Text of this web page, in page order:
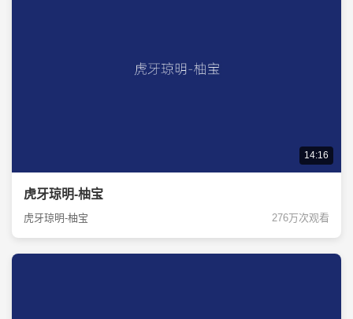
14:16
虎牙琼明-柚宝
虎牙琼明-柚宝 276万次观看